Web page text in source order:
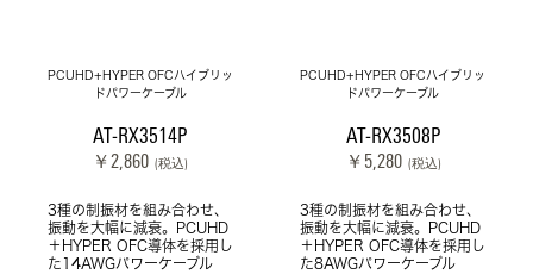
PCUHD+HYPER OFCハイブリッ
ドパワーケーブル
AT-RX3514P
￥2,860 (税込)
3種の制振材を組み合わせ、
振動を大幅に減衰。PCUHD
＋HYPER OFC導体を採用し
た14AWGパワーケーブル
PCUHD+HYPER OFCハイブリッ
ドパワーケーブル
AT-RX3508P
￥5,280 (税込)
3種の制振材を組み合わせ、
振動を大幅に減衰。PCUHD
＋HYPER OFC導体を採用し
た8AWGパワーケーブル